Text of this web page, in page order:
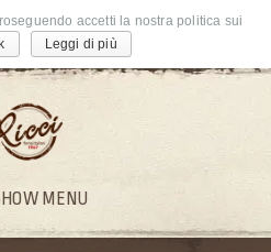
MENU
accetti la nostra politica sui
Leggi di più